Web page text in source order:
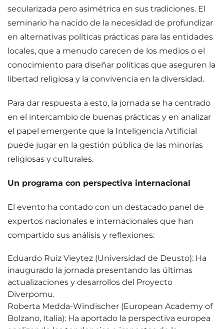
secularizada pero asimétrica en sus tradiciones. El
seminario ha nacido de la necesidad de profundizar
en alternativas políticas prácticas para las entidades
locales, que a menudo carecen de los medios o el
conocimiento para diseñar políticas que aseguren la
libertad religiosa y la convivencia en la diversidad.
Para dar respuesta a esto, la jornada se ha centrado
en el intercambio de buenas prácticas y en analizar
el papel emergente que la Inteligencia Artificial
puede jugar en la gestión pública de las minorías
religiosas y culturales.
Un programa con perspectiva internacional
El evento ha contado con un destacado panel de
expertos nacionales e internacionales que han
compartido sus análisis y reflexiones:
Eduardo Ruiz Vieytez (Universidad de Deusto): Ha
inaugurado la jornada presentando las últimas
actualizaciones y desarrollos del Proyecto
Diverpomu.
Roberta Medda-Windischer (European Academy of
Bolzano, Italia): Ha aportado la perspectiva europea